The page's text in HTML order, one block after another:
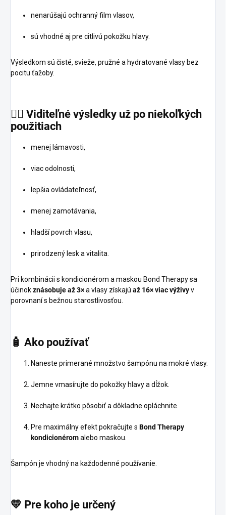
nenarúšajú ochranný film vlasov,
sú vhodné aj pre citlivú pokožku hlavy.
Výsledkom sú čisté, svieže, pružné a hydratované vlasy bez
pocitu ťažoby.
💁‍♀️ Viditeľné výsledky už po niekoľkých
použitiach
menej lámavosti,
viac odolnosti,
lepšia ovládateľnosť,
menej zamotávania,
hladší povrch vlasu,
prirodzený lesk a vitalita.
Pri kombinácii s kondicionérom a maskou Bond Therapy sa
účinokznásobuje až 3×a vlasy získajú až 16× viac výživyv
porovnaní s bežnou starostlivosťou.
🧴 Ako používať
Naneste primerané množstvo šampónu na mokré vlasy.
Jemne vmasírujte do pokožky hlavy a dĺžok.
Nechajte krátko pôsobiť a dôkladne opláchnite.
Pre maximálny efekt pokračujte s Bond Therapy
kondicionéromalebo maskou.
Šampón je vhodný na každodenné používanie.
💛 Pre koho je určený